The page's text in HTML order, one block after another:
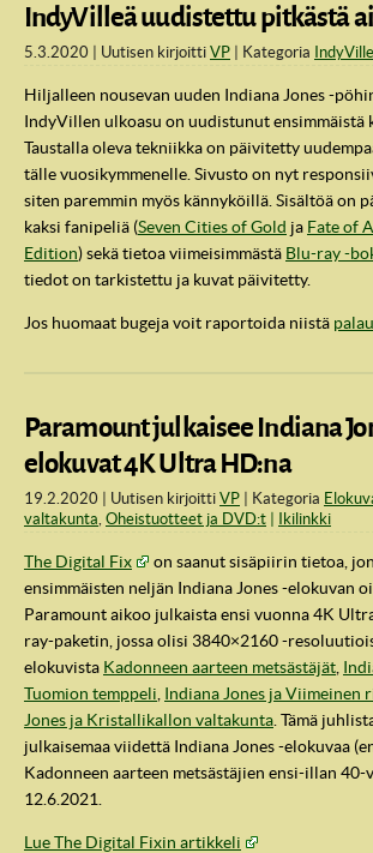
IndyVilleä uudistettu pitkästä
5.3.2020 Uutisen kirjoitti VP Kategoria IndyVille
Hiljalleen nousevan uuden Indiana Jones -
IndyVillen ulkoasu on uudistunut ensimmäistä
Taustalla oleva tekniikka on päivitetty
tälle vuosikymmenelle. Sivusto on nyt
siten paremmin myös kännyköillä. Sisältöä on
kaksi fanipeliä (Seven Cities of Gold ja Fate of
Edition) sekä tietoa viimeisimmästä Blu-ray -
tiedot on tarkistettu ja kuvat päivitetty.
Jos huomaat bugeja voit raportoida niistä
Paramount julkaisee Indiana
elokuvat 4K Ultra HD:na
19.2.2020 Uutisen kirjoitti VP Kategoria
valtakunta Oheistuotteet ja DVD:t Ikilinkki
The Digital Fix
on saanut sisäpiirin tietoa,
ensimmäisten neljän Indiana Jones -elokuvan
Paramount aikoo julkaista ensi vuonna 4K
ray-paketin, jossa olisi 3840×2160 -
elokuvista Kadonneen aarteen metsästäjät
Tuomion temppeli Indiana Jones ja Viimeinen
Jones ja Kristallikallon valtakunta . Tämä
julkaisemaa viidettä Indiana Jones -elokuvaa
Kadonneen aarteen metsästäjien ensi-illan 40-
12.6.2021.
Lue The Digital Fixin artikkeli